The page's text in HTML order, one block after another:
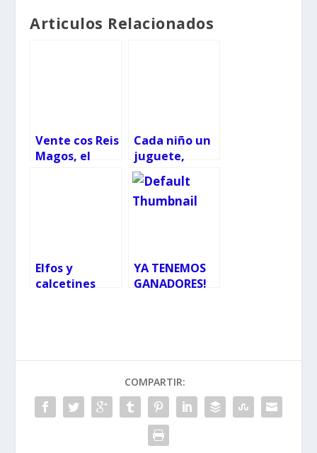
Articulos Relacionados
Vente cos Reis
Magos, el
Cada niño un
juguete,
campaña de
recogida de
juguetes 2022
Elfos y
calcetines
YA TENEMOS
GANADORES!
Story
COMPARTIR: